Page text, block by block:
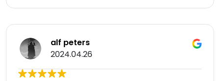
alf peters
2024.04.26